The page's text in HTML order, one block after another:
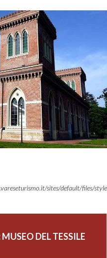
sites/default/files/
MUSEO DEL TESSILE